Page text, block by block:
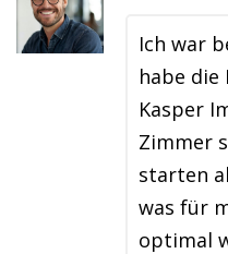
Ich war
habe
Kasper
Zimmer
starten
was für
optimal